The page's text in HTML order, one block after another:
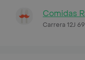
Comidas
Carrera 12J